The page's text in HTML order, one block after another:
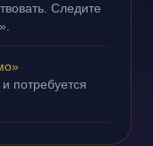
Следите
потребуется